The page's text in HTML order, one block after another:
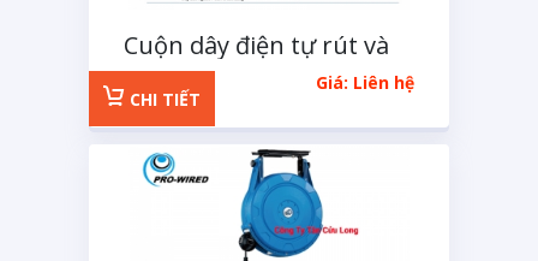
Cuộn dây điện tự rút và
đèn soi XB250EP
Giá: Liên hệ
CHI TIẾT